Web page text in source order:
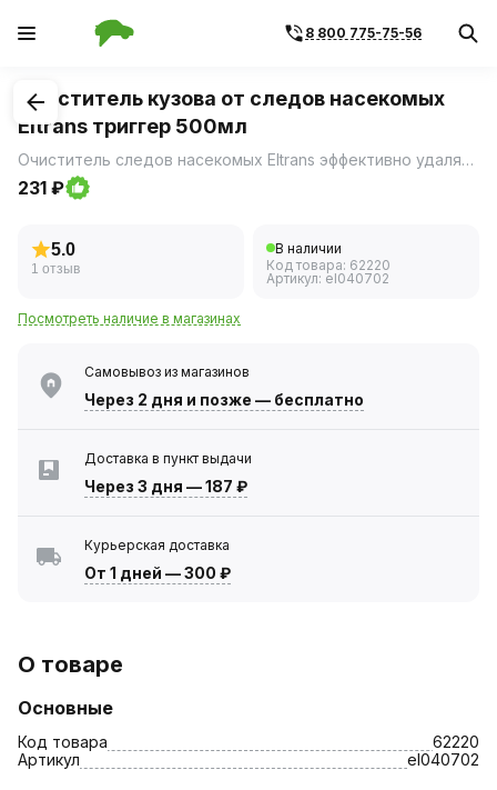
8 800 775-75-56
1/1
Очиститель кузова от следов насекомых
Eltrans триггер 500мл
Очиститель следов насекомых Eltrans эффективно удаляет следы насекомых, птичьего помета и дорожную грязь с лакокрасочного покрытия, стекол, фар, хромированных и пластиковых элементов кузова.
231 ₽
5.0
1 отзыв
В наличии
Код товара: 62220
Артикул: el040702
Посмотреть наличие в магазинах
Самовывоз из магазинов
Через 2 дня и позже — бесплатно
Доставка в пункт выдачи
Через 3 дня —187 ₽
Курьерская доставка
От 1 дней —300 ₽
О товаре
Основные
Код товара
62220
Артикул
el040702